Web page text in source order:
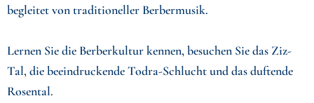
begleitet von traditioneller Berbermusik.
Lernen Sie die Berberkultur kennen, besuchen Sie das Ziz-
Tal, die beeindruckende Todra-Schlucht und das duftende
Rosental.